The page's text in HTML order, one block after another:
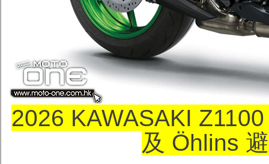
2026 KAWASAKI
及 Öhlins